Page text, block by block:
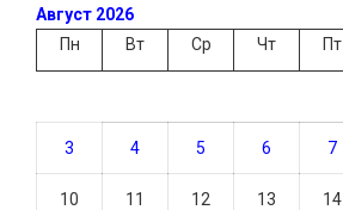
Август 2026
Пн
Вт Ср Чт Пт
3 4 5 6 7
10 11 12 13 14